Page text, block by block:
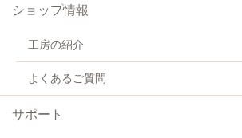
ショップ情報
工房の紹介
よくあるご質問
サポート